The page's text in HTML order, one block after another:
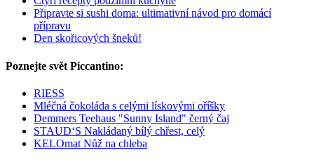
Připravte si sushi doma: ultimativní návod pro domácí
přípravu
Den skořicových šneků!
Poznejte svět Piccantino:
RIESS
Mléčná čokoláda s celými lískovými oříšky
Demmers Teehaus "Sunny Island" černý čaj
STAUD‘S Nakládaný bílý chřest, celý
KELOmat Nůž na chleba